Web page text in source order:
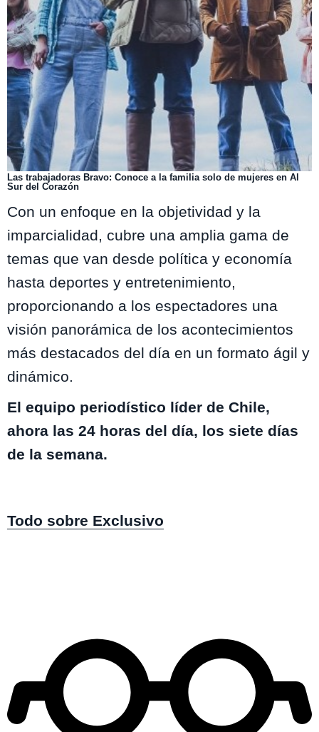
Las trabajadoras Bravo: Conoce a la familia solo de mujeres en Al
Sur del Corazón
Con un enfoque en la objetividad y la
imparcialidad, cubre una amplia gama de
temas que van desde política y economía
hasta deportes y entretenimiento,
proporcionando a los espectadores una
visión panorámica de los acontecimientos
más destacados del día en un formato ágil y
dinámico.
El equipo periodístico líder de Chile,
ahora las 24 horas del día, los siete días
de la semana.
Todo sobre Exclusivo